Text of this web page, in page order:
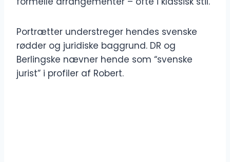
Portrætter understreger hendes svenske
rødder og juridiske baggrund. DR og
Berlingske nævner hende som “svenske
jurist” i profiler af Robert.